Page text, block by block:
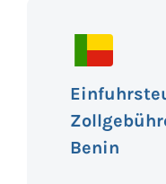
Benin